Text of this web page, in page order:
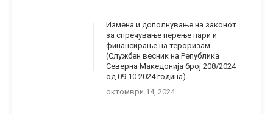
Измена и дополнување на законот
за спречување перење пари и
финансирање на тероризам
(Службен весник на Република
Северна Македонија број 208/2024
од 09.10.2024 година)
октомври 14, 2024